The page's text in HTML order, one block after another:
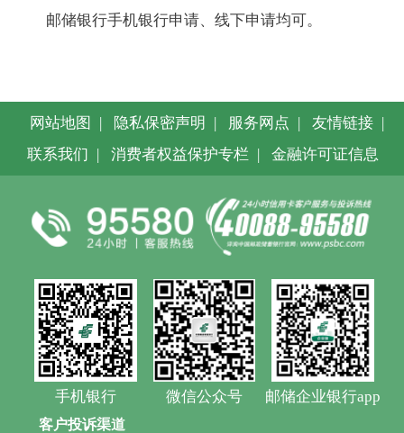
邮储银行手机银行申请、线下申请均可。
网站地图 | 隐私保密声明 | 服务网点 | 友情链接 |
联系我们 | 消费者权益保护专栏 | 金融许可证信息
手机银行 微信公众号 邮储企业银行app
客户投诉渠道